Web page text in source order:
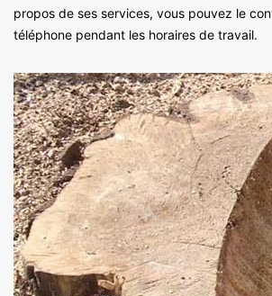
propos de ses services, vous pouvez le
téléphone pendant les horaires de travail.